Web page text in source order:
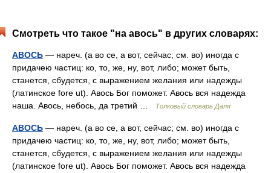
Смотреть что такое "на авось" в других словарях:
АВОСЬ — нареч. (а во се, а вот, сейчас; см. во) иногда с
придачею частиц: ко, то, же, ну, вот, либо; может быть,
станется, сбудется, с выражением желания или надежды
(латинское fore ut). Авось Бог поможет. Авось вся надежда
наша. Авось, небось, да третий …
Толковый словарь Даля
АВОСЬ — нареч. (а во се, а вот, сейчас; см. во) иногда с
придачею частиц: ко, то, же, ну, вот, либо; может быть,
станется, сбудется, с выражением желания или надежды
(латинское fore ut). Авось Бог поможет. Авось вся надежда